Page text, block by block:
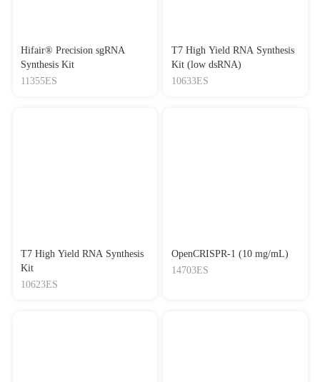
Hifair® Precision sgRNA
Synthesis Kit
11355ES
T7 High Yield RNA Synthesis
Kit (low dsRNA)
10633ES
T7 High Yield RNA Synthesis
Kit
10623ES
OpenCRISPR-1 (10 mg/mL)
14703ES